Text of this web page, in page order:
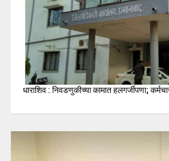
धाराशिव : निवडणुकीच्या कामात हलगर्जीपणा;